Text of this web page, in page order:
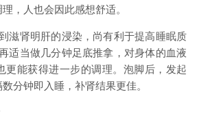
，人也会因此感想舒适。­
滋肾明肝的浸染，尚有利于提高睡眠质
适当做几分钟足底推拿，对身体的血液
更能获得进一步的调理。泡脚后，发起
分钟即入睡，补肾结果更佳。­